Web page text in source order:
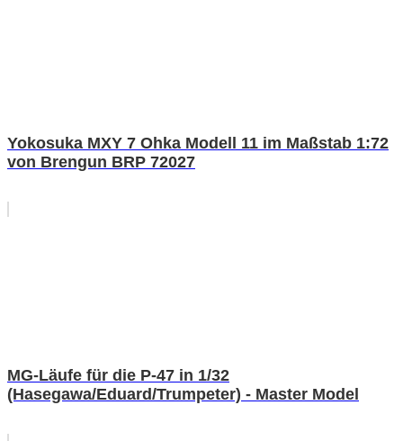
Yokosuka MXY 7 Ohka Modell 11 im Maßstab 1:72
von Brengun BRP 72027
MG-Läufe für die P-47 in 1/32
(Hasegawa/Eduard/Trumpeter) - Master Model